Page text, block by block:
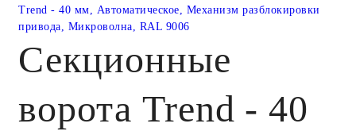
Trend - 40 мм, Автоматическое, Механизм разблокировки
привода, Микроволна, RAL 9006
Секционные
ворота Trend - 40